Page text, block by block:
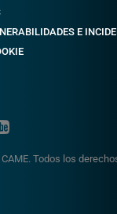
Todos los
E